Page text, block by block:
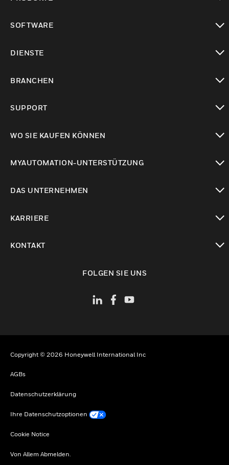
SOFTWARE
DIENSTE
BRANCHEN
SUPPORT
WO SIE KAUFEN KÖNNEN
MYAUTOMATION-UNTERSTÜTZUNG
DAS UNTERNEHMEN
KARRIERE
KONTAKT
FOLGEN SIE UNS
Copyright © 2026 Honeywell International Inc
AGBs
Datenschutzerklärung
Ihre Datenschutzoptionen
Cookie Notice
Von Allem Abmelden.